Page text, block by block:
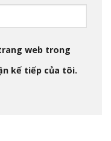
web trong
kế tiếp của tôi.